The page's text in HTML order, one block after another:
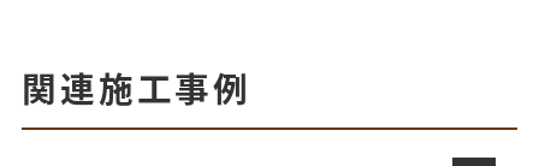
関連施工事例